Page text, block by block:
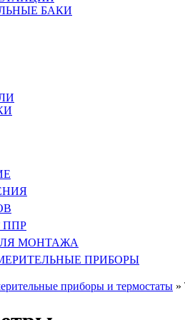
БАКИ
ППР
МОНТАЖА
ПРИБОРЫ
приборы и термостаты »